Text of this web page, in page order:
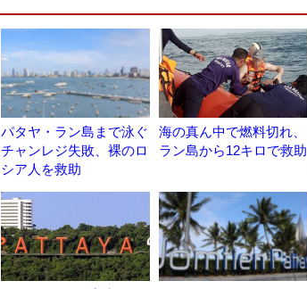
パタヤ・ラン島まで泳ぐ
チャンレジ失敗、裸のロ
シア人を救助
海の真ん中で燃料切れ、
ラン島から12キロで救助